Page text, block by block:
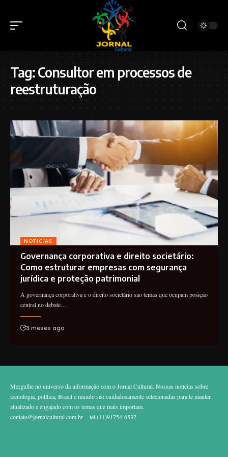
Tag:Consultor em processos de
reestruturação
NOTICIAS
Governança corporativa e direito societário:
Como estruturar empresas com segurança
jurídica e proteção patrimonial
A governança corporativa e o direito societário são temas que ocupam posição
central no debate…
3 meses ago
Mergulhe no universo da informação com o Jornal Cultural. Nossas notícias sobre
tecnologia, política, Brasil e mundo são cuidadosamente selecionadas para te manter
atualizado e engajado com os temas que mais importam.
contato@jornalcultural.com.br – tel.(11)91754-6532